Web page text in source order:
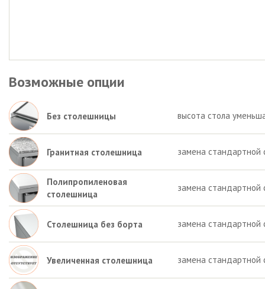
Возможные опции
Без столешницы высота стола
Гранитная столешница замена стандартной
Полипропиленовая
столешница
замена стандартной
Столешница без борта замена стандартной
Увеличенная столешница замена стандартной